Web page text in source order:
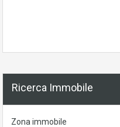
Ricerca Immobile
Zona immobile